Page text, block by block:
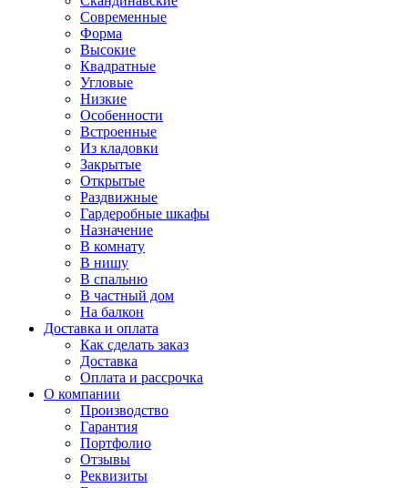
Современные
Форма
Высокие
Квадратные
Угловые
Низкие
Особенности
Встроенные
Из кладовки
Закрытые
Открытые
Раздвижные
Гардеробные шкафы
Назначение
В комнату
В нишу
В спальню
В частный дом
На балкон
Доставка и оплата
Как сделать заказ
Доставка
Оплата и рассрочка
О компании
Производство
Гарантия
Портфолио
Отзывы
Реквизиты